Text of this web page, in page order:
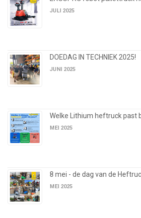
JULI 2025
DOEDAG IN TECHNIEK 2025!
JUNI 2025
Welke Lithium heftruck past
MEI 2025
8 mei - de dag van de
MEI 2025